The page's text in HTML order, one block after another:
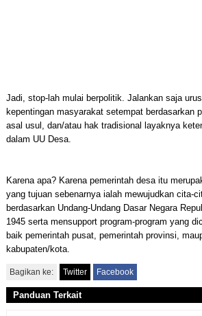
Jadi, stop-lah mulai berpolitik. Jalankan saja
kepentingan masyarakat setempat berdasarkan
asal usul, dan/atau hak tradisional layaknya
dalam UU Desa.
Karena apa? Karena pemerintah desa itu
yang tujuan sebenarnya ialah mewujudkan cita-
berdasarkan Undang-Undang Dasar Negara
1945 serta mensupport program-program yang
baik pemerintah pusat, pemerintah provinsi,
kabupaten/kota.
Bagikan ke: Twitter Facebook
Panduan Terkait